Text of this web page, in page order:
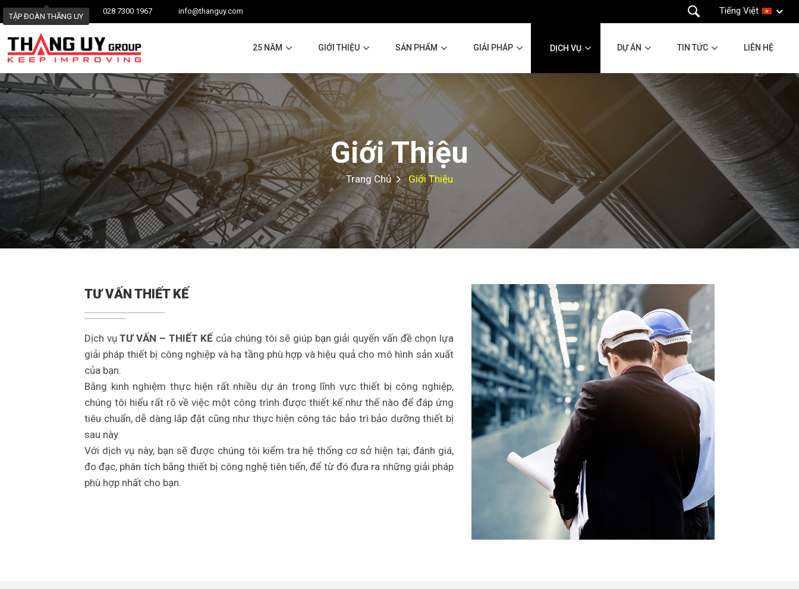
TẬP ĐOÀN THĂNG UY
028 7300 1967 info@thanguy.com Tiếng Việt
25 NĂM GIỚI THIỆU SẢN PHẨM GIẢI PHÁP DỊCH VỤ DỰ ÁN TIN TỨC LIÊN HỆ
Giới Thiệu
Trang Chủ Giới Thiệu
TƯ VẤN THIẾT KẾ
Dịch vụTƯ VẤN – THIẾT KẾ của chúng tôi sẽ giúp bạn giải quyến vấn đề chọn lựa
giải pháp thiết bị công nghiệp và hạ tầng phù hợp và hiệu quả cho mô hình sản xuất
của bạn.
Bằng kinh nghiệm thực hiện rất nhiều dự án trong lĩnh vực thiết bị công nghiệp,
chúng tôi hiểu rất rõ về việc một công trình được thiết kế như thế nào để đáp ứng
tiêu chuẩn, dễ dàng lắp đặt cũng như thực hiện công tác bảo trì bảo dưỡng thiết bị
sau này.
Với dịch vụ này, bạn sẽ được chúng tôi kiểm tra hệ thống cơ sở hiện tại; đánh giá,
đo đạc, phân tích bằng thiết bị công nghệ tiên tiến, để từ đó đưa ra những giải pháp
phù hợp nhất cho bạn.